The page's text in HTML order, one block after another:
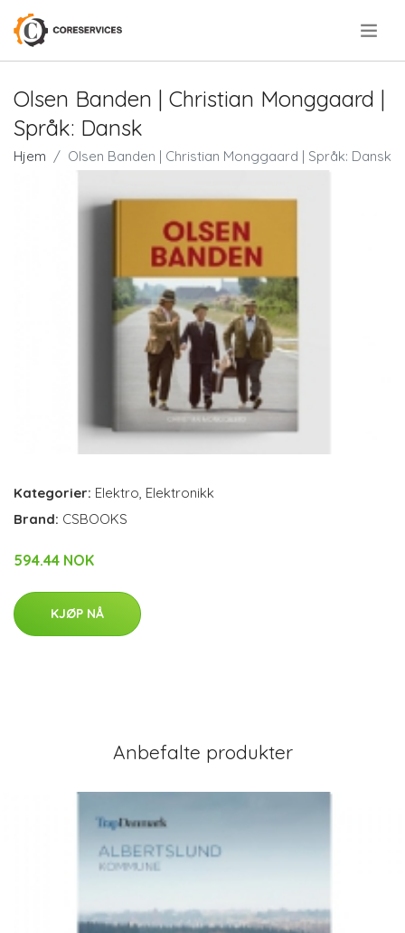
Olsen Banden | Christian Monggaard |
Språk: Dansk
Hjem Olsen Banden | Christian Monggaard | Språk: Dansk
Kategorier: Elektro Elektronikk
Brand: CSBOOKS
594.44 NOK
KJØP NÅ
Anbefalte produkter